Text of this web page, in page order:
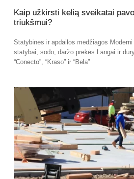
Kaip užkirsti kelią sveikatai
triukšmui?
Statybinės ir apdailos medžiagos
statybai, sodo, daržo prekės Langai ir
“Conecto”, “Kraso” ir “Bela”